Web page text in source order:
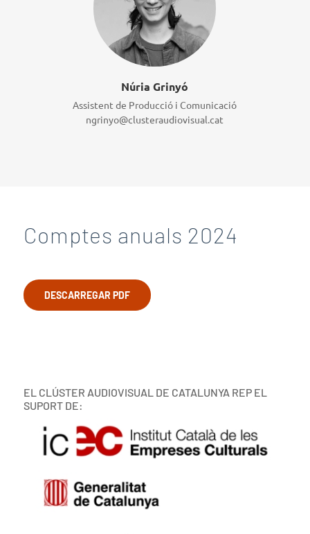
Núria Grinyó
Assistent de Producció i Comunicació
ngrinyo@clusteraudiovisual.cat
Comptes anuals 2024
DESCARREGAR PDF
EL CLÚSTER AUDIOVISUAL DE CATALUNYA REP EL
SUPORT DE: